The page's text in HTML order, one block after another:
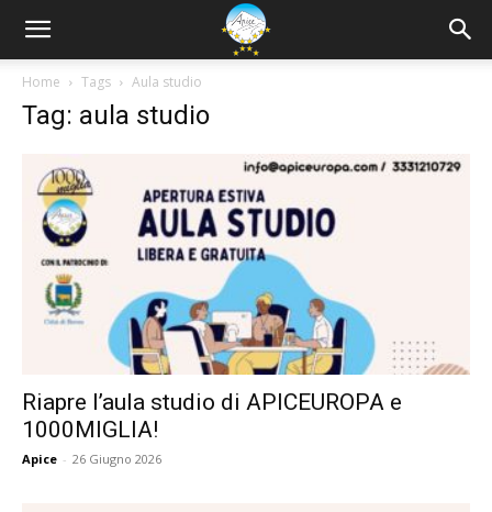
Home Tags Aula studio
Tag: aula studio
Riapre l’aula studio di APICEUROPA e
1000MIGLIA!
Apice - 26 Giugno 2026